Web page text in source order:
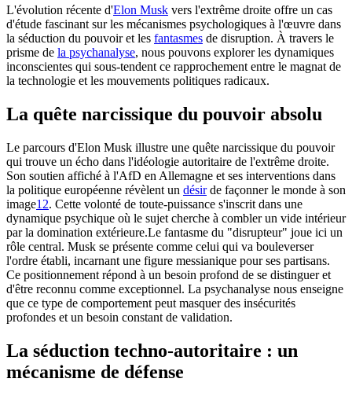
L'évolution récente d'Elon Musk vers l'extrême droite offre un cas
d'étude fascinant sur les mécanismes psychologiques à l'œuvre dans
la séduction du pouvoir et les fantasmes de disruption. À travers le
prisme de la psychanalyse, nous pouvons explorer les dynamiques
inconscientes qui sous-tendent ce rapprochement entre le magnat de
la technologie et les mouvements politiques radicaux.
La quête narcissique du pouvoir absolu
Le parcours d'Elon Musk illustre une quête narcissique du pouvoir
qui trouve un écho dans l'idéologie autoritaire de l'extrême droite.
Son soutien affiché à l'AfD en Allemagne et ses interventions dans
la politique européenne révèlent un désirde façonner le monde à son
image1 2. Cette volonté de toute-puissance s'inscrit dans une
dynamique psychique où le sujet cherche à combler un vide intérieur
par la domination extérieure.Le fantasme du "disrupteur" joue ici un
rôle central. Musk se présente comme celui qui va bouleverser
l'ordre établi, incarnant une figure messianique pour ses partisans.
Ce positionnement répond à un besoin profond de se distinguer et
d'être reconnu comme exceptionnel. La psychanalyse nous enseigne
que ce type de comportement peut masquer des insécurités
profondes et un besoin constant de validation.
La séduction techno-autoritaire : un
mécanisme de défense